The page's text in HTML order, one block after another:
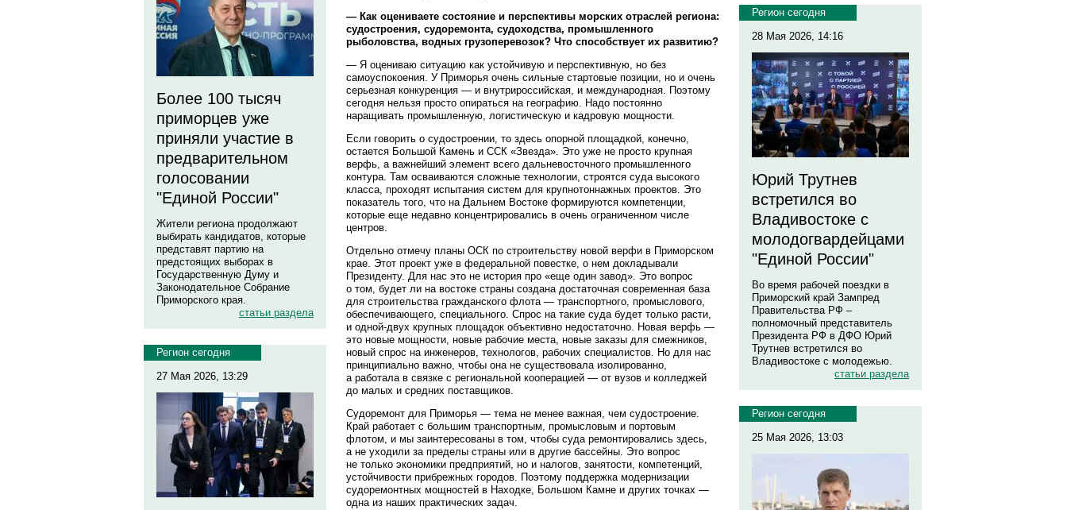
Более 100 тысяч
приморцев уже
приняли участие в
предварительном
голосовании
"Единой России"
Жители региона продолжают
выбирать кандидатов, которые
представят партию на
предстоящих выборах в
Государственную Думу и
Законодательное Собрание
Приморского края.
статьи раздела
Регион сегодня
27 Мая 2026, 13:29
— Как оцениваете состояние и перспективы морских отраслей региона:
судостроения, судоремонта, судоходства, промышленного
рыболовства, водных грузоперевозок? Что способствует их развитию?
— Я оцениваю ситуацию как устойчивую и перспективную, но без
самоуспокоения. У Приморья очень сильные стартовые позиции, но и очень
серьезная конкуренция — и внутрироссийская, и международная. Поэтому
сегодня нельзя просто опираться на географию. Надо постоянно
наращивать промышленную, логистическую и кадровую мощности.
Если говорить о судостроении, то здесь опорной площадкой, конечно,
остается Большой Камень и ССК «Звезда». Это уже не просто крупная
верфь, а важнейший элемент всего дальневосточного промышленного
контура. Там осваиваются сложные технологии, строятся суда высокого
класса, проходят испытания систем для крупнотоннажных проектов. Это
показатель того, что на Дальнем Востоке формируются компетенции,
которые еще недавно концентрировались в очень ограниченном числе
центров.
Отдельно отмечу планы ОСК по строительству новой верфи в Приморском
крае. Этот проект уже в федеральной повестке, о нем докладывали
Президенту. Для нас это не история про «еще один завод». Это вопрос
о том, будет ли на востоке страны создана достаточная современная база
для строительства гражданского флота — транспортного, промыслового,
обеспечивающего, специального. Спрос на такие суда будет только расти,
и одной-двух крупных площадок объективно недостаточно. Новая верфь —
это новые мощности, новые рабочие места, новые заказы для смежников,
новый спрос на инженеров, технологов, рабочих специалистов. Но для нас
принципиально важно, чтобы она не существовала изолированно,
а работала в связке с региональной кооперацией — от вузов и колледжей
до малых и средних поставщиков.
Судоремонт для Приморья — тема не менее важная, чем судостроение.
Край работает с большим транспортным, промысловым и портовым
флотом, и мы заинтересованы в том, чтобы суда ремонтировались здесь,
а не уходили за пределы страны или в другие бассейны. Это вопрос
не только экономики предприятий, но и налогов, занятости, компетенций,
устойчивости прибрежных городов. Поэтому поддержка модернизации
судоремонтных мощностей в Находке, Большом Камне и других точках —
одна из наших практических задач.
Регион сегодня
28 Мая 2026, 14:16
Юрий Трутнев
встретился во
Владивостоке с
молодогвардейцами
"Единой России"
Во время рабочей поездки в
Приморский край Зампред
Правительства РФ –
полномочный представитель
Президента РФ в ДФО Юрий
Трутнев встретился во
Владивостоке с молодежью.
статьи раздела
Регион сегодня
25 Мая 2026, 13:03